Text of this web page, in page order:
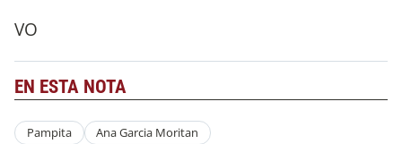
VO
EN ESTA NOTA
Pampita Ana Garcia Moritan